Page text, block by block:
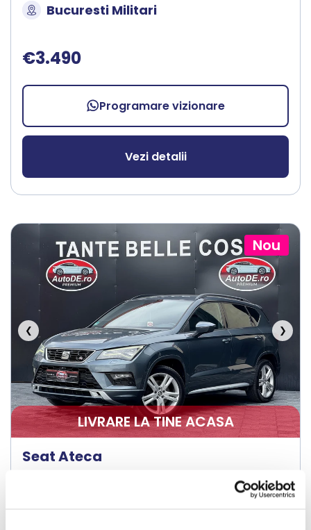
Bucuresti Militari
€3.490
Programare vizionare
Vezi detalii
Nou
❮ ❯
LIVRARE LA TINE ACASA
Seat Ateca
Automata 4x4